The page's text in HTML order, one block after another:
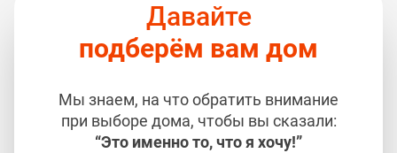
Давайте
подберём вам дом
Мы знаем, на что обратить внимание
при выборе дома, чтобы вы сказали:
“Это именно то, что я хочу!”